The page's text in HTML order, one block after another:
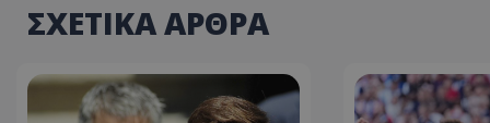
ΣΧΕΤΙΚΑ ΑΡΘΡΑ